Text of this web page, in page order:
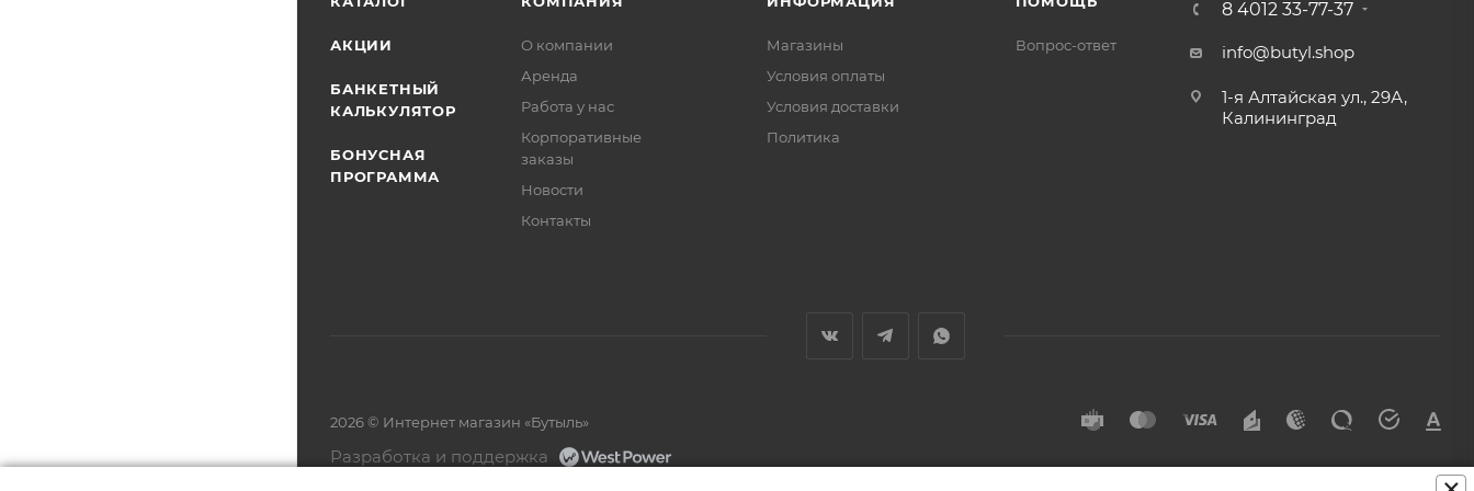
АКЦИИ
БАНКЕТНЫЙ
КАЛЬКУЛЯТОР
БОНУСНАЯ
ПРОГРАММА
О компании
Аренда
Работа у нас
Корпоративные
заказы
Новости
Контакты
Магазины
Условия оплаты
Условия доставки
Политика
Вопрос-ответ
8 4012 33-77-37
info@butyl.shop
1-я Алтайская ул., 29А,
Калининград
2026 © Интернет магазин «Бутыль»
Разработка и поддержка